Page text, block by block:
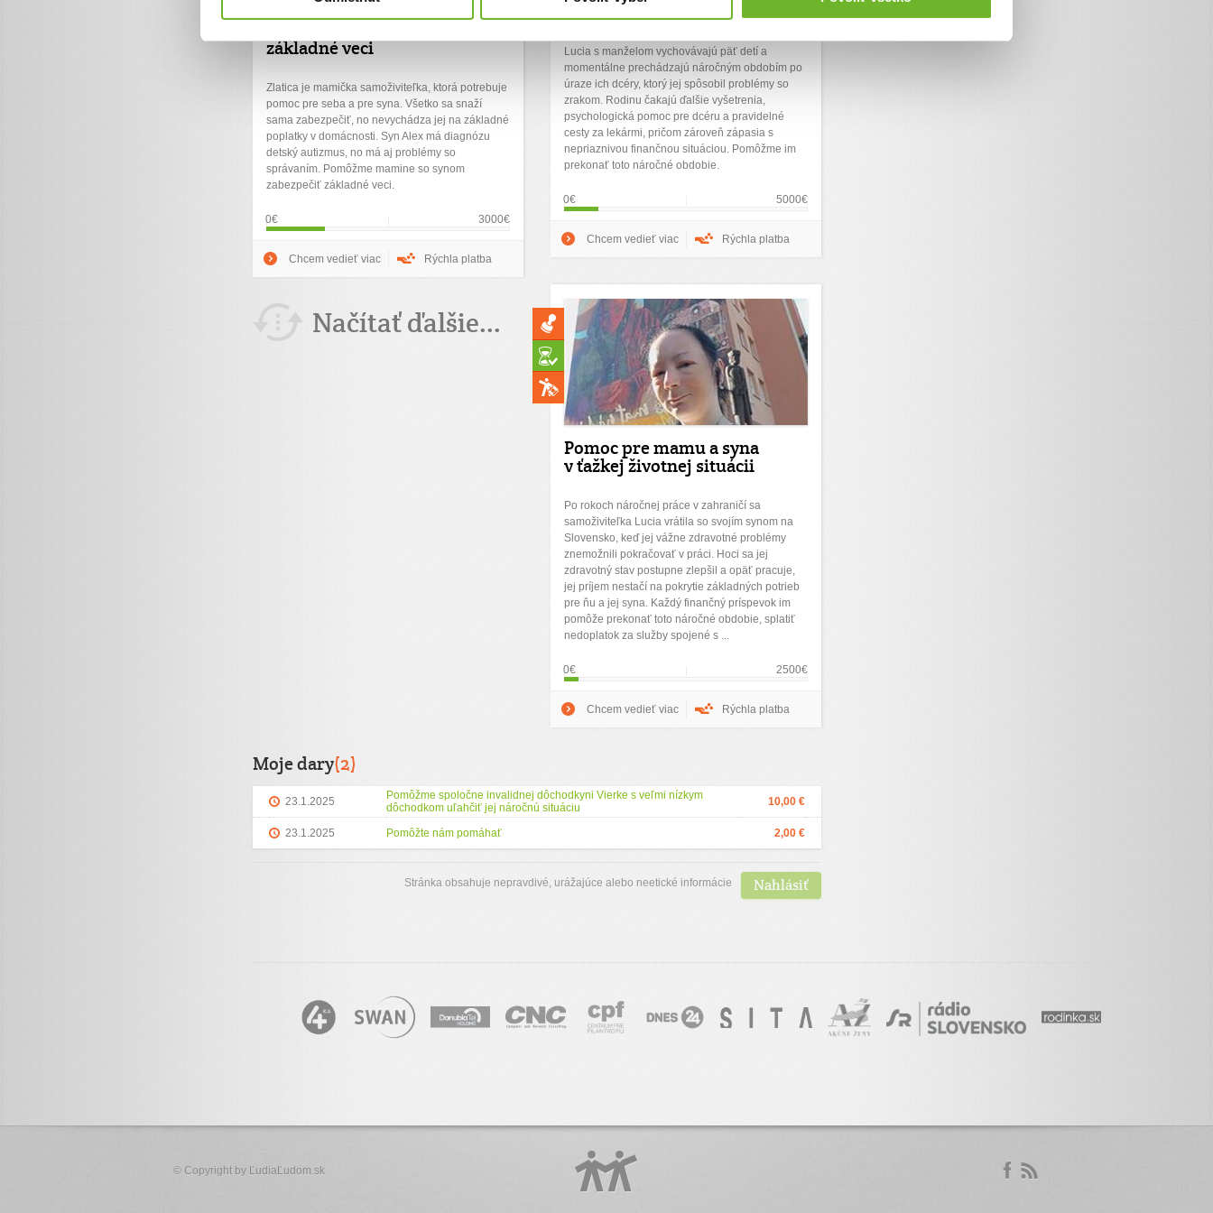
obdobie po úraze dcéry
Lucia s manželom vychovávajú päť detí a
momentálne prechádzajú náročným obdobím po
úraze ich dcéry, ktorý jej spôsobil problémy so
zrakom. Rodinu čakajú ďalšie vyšetrenia,
psychologická pomoc pre dcéru a pravidelné
cesty za lekármi, pričom zároveň zápasia s
nepriaznivou finančnou situáciou. Pomôžme im
prekonať toto náročné obdobie.
0€ 5000€
Chcem vedieť viac Rýchla platba
základné veci
Zlatica je mamička samoživiteľka, ktorá potrebuje
pomoc pre seba a pre syna. Všetko sa snaží
sama zabezpečiť, no nevychádza jej na základné
poplatky v domácnosti. Syn Alex má diagnózu
detský autizmus, no má aj problémy so
správaním. Pomôžme mamine so synom
zabezpečiť základné veci.
0€ 3000€
Chcem vedieť viac Rýchla platba
Pomoc pre mamu a syna
v ťažkej životnej situácii
Po rokoch náročnej práce v zahraničí sa
samoživiteľka Lucia vrátila so svojím synom na
Slovensko, keď jej vážne zdravotné problémy
znemožnili pokračovať v práci. Hoci sa jej
zdravotný stav postupne zlepšil a opäť pracuje,
jej príjem nestačí na pokrytie základných potrieb
pre ňu a jej syna. Každý finančný príspevok im
pomôže prekonať toto náročné obdobie, splatiť
nedoplatok za služby spojené s ...
0€ 2500€
Chcem vedieť viac Rýchla platba
Načítať ďalšie...
Moje dary(2)
23.1.2025
Pomôžme spoločne invalidnej dôchodkyni Vierke s veľmi nízkym
dôchodkom uľahčiť jej náročnú situáciu
10,00 €
23.1.2025 Pomôžte nám pomáhať 2,00 €
Nahlásiť
Stránka obsahuje nepravdivé, urážajúce alebo neetické informácie
© Copyright by ĽudiaĽudom.sk